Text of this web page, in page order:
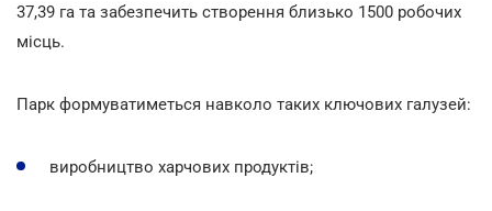
37,39 га та забезпечить створення близько 1500 робочих
місць.
Парк формуватиметься навколо таких ключових галузей:
виробництво харчових продуктів;